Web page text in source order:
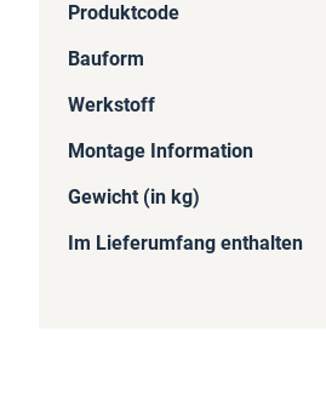
Produktcode
Bauform
Werkstoff
Montage Information
Gewicht (in kg)
Im Lieferumfang enthalten